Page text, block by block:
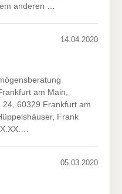
anderen …
14.04.2020
am Main,
60329 Frankfurt am
Frank
05.03.2020